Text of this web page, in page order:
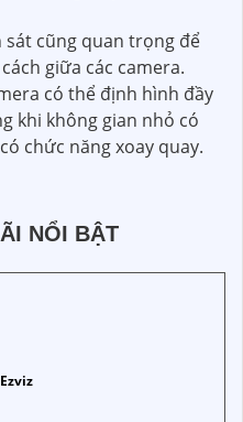
cũng quan trọng để
giữa các camera.
có thể định hình đầy
khi không gian nhỏ có
chức năng xoay quay.
NỔI BẬT